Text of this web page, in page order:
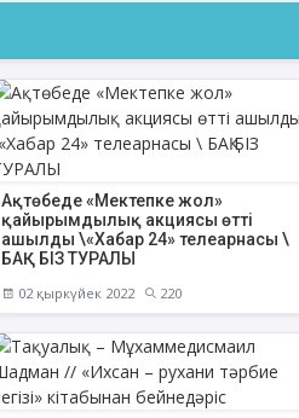
Ақтөбеде «Мектепке жол»
қайырымдылық акциясы өтті
ашылды \«Хабар 24» телеарнасы \
БАҚ БІЗ ТУРАЛЫ
02 қыркүйек 2022 220
Нұрбол Смағұлов
""Нұр Ғасыр" облыстық мешітінің
наиб имамы
Аптаның сәрсенбі күндері сағат
21:00 (Ақтөбе уақытымен)
Біздің nur_gasyr Instagram
парақшамызда